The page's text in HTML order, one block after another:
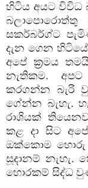
හිටිය අයට විවිධ
සකර්බර්ග්ට
දැන ගෙන
අපේ ක්‍රමය
නැතිකම. අපට
කරගන්න බැරි
ගේන්න බැහැ.
රාශියක්
කළ දා සිට
ඔක්කොම හොරු
සූදානම්
හොරකම් සිද්ධ